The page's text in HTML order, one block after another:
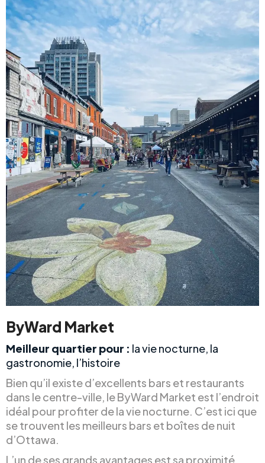
ByWard Market
Meilleur quartier pour : la vie nocturne, la
gastronomie, l’histoire
Bien qu’il existe d’excellents bars et restaurants
dans le centre-ville, le ByWard Market est l’endroit
idéal pour profiter de la vie nocturne. C’est ici que
se trouvent les meilleurs bars et boîtes de nuit
d’Ottawa.
L’un de ses grands avantages est sa proximité